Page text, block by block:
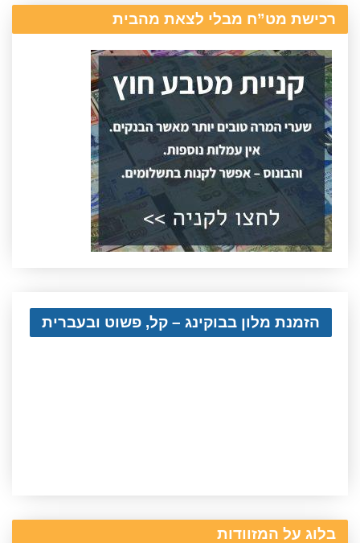
רכישת מט”ח מבלי לצאת מהבית
הזמנת מלון בבוקינג – קל, פשוט ובעברית
בלוג על המזוודות